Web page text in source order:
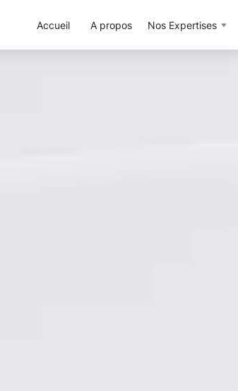
Accueil A propos Nos Expertises